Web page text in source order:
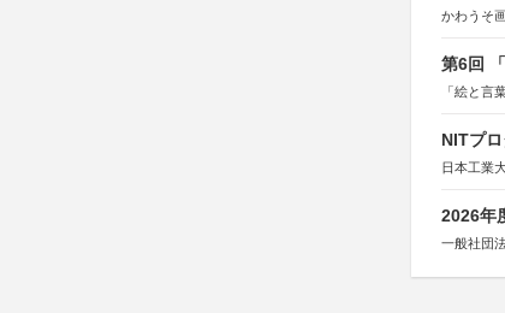
かわうそ
第6回
「絵と言
NITプ
日本工業
2026年
一般社団